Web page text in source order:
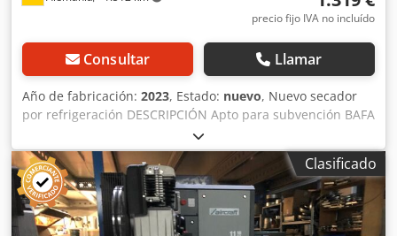
precio fijo IVA no incluído
Consultar Llamar
Año de fabricación: 2023, Estado: nuevo, Nuevo secador
por refrigeración DESCRIPCIÓN Apto para subvención BAFA
(estado 06/2023) Concepto de manejo fácil de usar Diseño
eficiente para un funcionamiento seguro y rentable
Ventilador de refrigeración regulado de 0 a 100% en
velocidad, eliminando así el interruptor de presión y el
termostato habituales para el control del ventilador Menos
piezas de desgaste con un punto de rocío de presión
Clasificado